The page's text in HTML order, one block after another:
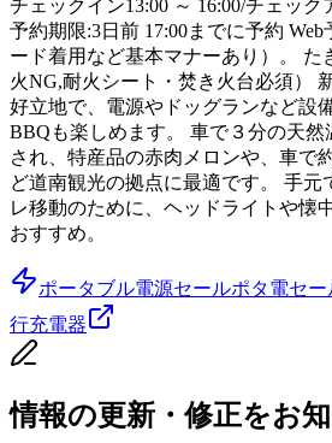
チェックイン13:00 ～ 16:00/チェック
予約期限:3日前 17:00までに予約
ード着用など基本マナーあり）。 た
火NG,耐火シート・焚き火台必須）
好立地で、電源やドッグランなど設
BBQも楽しめます。 車で３分の天
され、特産品の赤肉メロンや、車で
ど道南観光の拠点に最適です。 手元
レ移動のために、ヘッドライトや懐
おすすめ。
ポータブル電源セールポタ電セー
行充電器
情報の更新・修正をお